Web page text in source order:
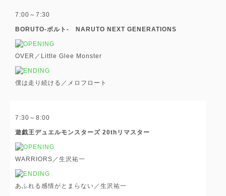
7:00～7:30
BORUTO-ボルト- NARUTO NEXT GENERATIONS
OVER／Little Glee Monster
僕は走り続ける／メロフロート
7:30～8:00
遊戯王デュエルモンスターズ 20thリマスター
WARRIORS／生沢祐一
あふれる感情がとまらない／生沢祐一